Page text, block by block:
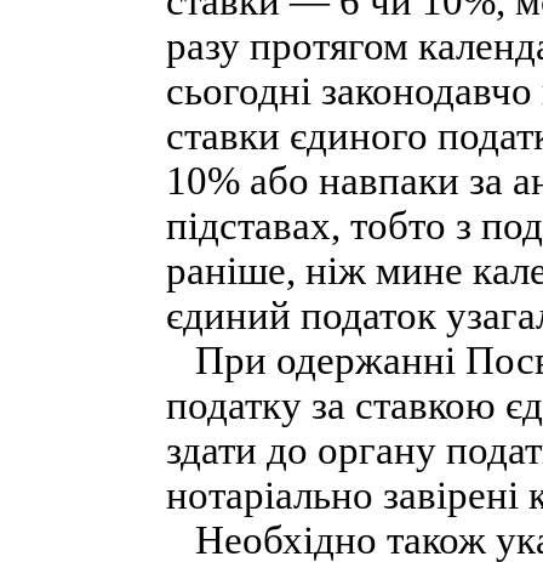
разу протягом
сьогодні
ставки єдиного
10% або навпаки за
підставах, тобто з
раніше, ніж мине
єдиний податок
При одержанні
податку за ставкою
здати до органу
нотаріально
Необхідно також